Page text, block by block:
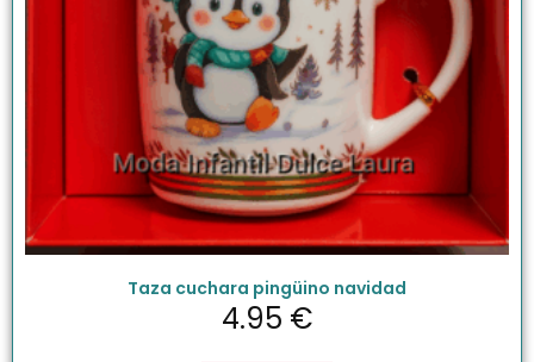
Taza cuchara pingüino navidad
4.95 €